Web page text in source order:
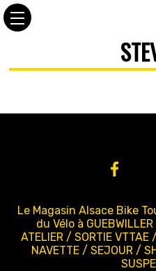
Le Magasin Alsace Bike
du Vélo à
ATELIER / SORTIE
NAVETTE / SEJOUR /